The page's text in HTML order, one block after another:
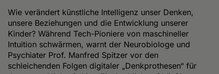
Wie verändert künstliche Intelligenz unser Denken,
unsere Beziehungen und die Entwicklung unserer
Kinder? Während Tech-Pioniere von maschineller
Intuition schwärmen, warnt der Neurobiologe und
Psychiater Prof. Manfred Spitzer vor den
schleichenden Folgen digitaler „Denkprothesen“ für